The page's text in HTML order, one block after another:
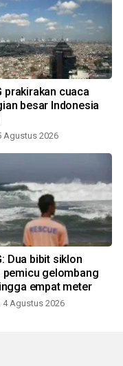
prakirakan cuaca
besar Indonesia
Agustus 2026
Dua bibit siklon
gelombang
empat meter
4 Agustus 2026